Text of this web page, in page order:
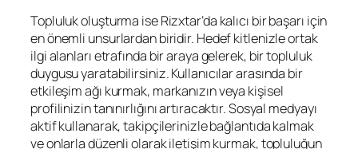
Topluluk oluşturma ise Rizxtar’da kalıcı bir başarı için
en önemli unsurlardan biridir. Hedef kitlenizle ortak
ilgi alanları etrafında bir araya gelerek, bir topluluk
duygusu yaratabilirsiniz. Kullanıcılar arasında bir
etkileşim ağı kurmak, markanızın veya kişisel
profilinizin tanınırlığını artıracaktır. Sosyal medyayı
aktif kullanarak, takipçilerinizle bağlantıda kalmak
ve onlarla düzenli olarak iletişim kurmak, topluluğun